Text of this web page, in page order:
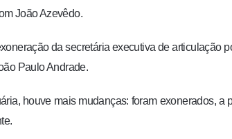
João Azevêdo.
da secretária executiva de articulação
Paulo Andrade.
houve mais mudanças: foram exonerados, a